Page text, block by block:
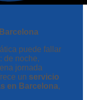
puede fallar
de noche,
jornada
un servicio
en Barcelona,